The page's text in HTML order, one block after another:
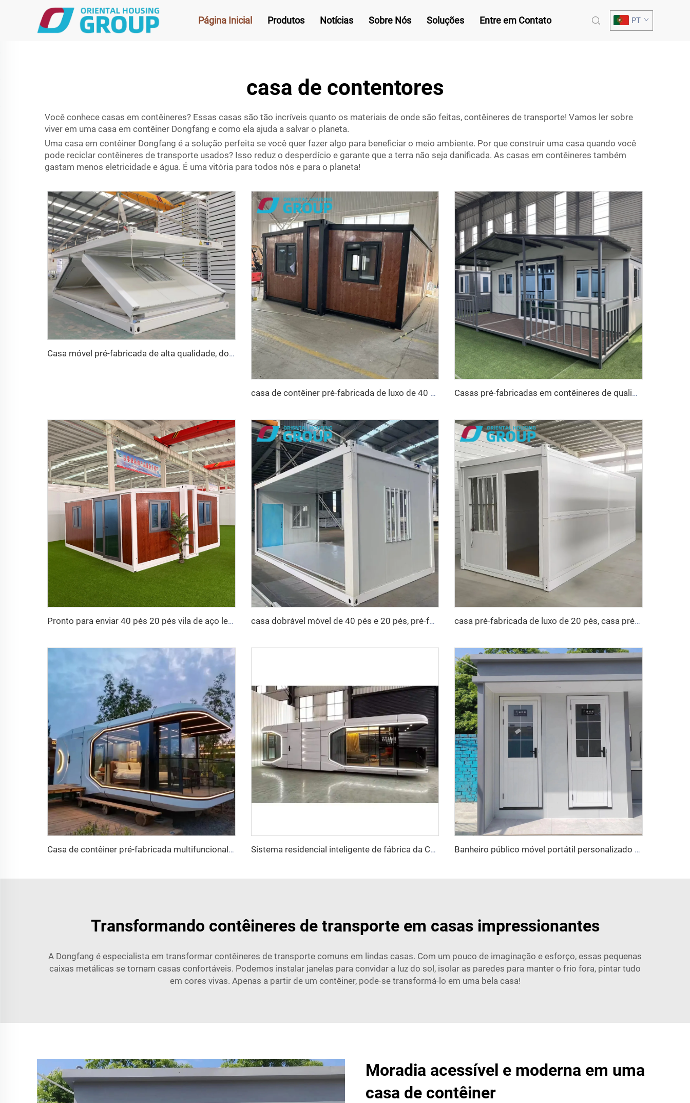
Página Inicial Produtos Notícias Sobre Nós Soluções Entre em Contato PT
casa de contentores
Você conhece casas em contêineres? Essas casas são tão incríveis quanto os materiais de onde são feitas, contêineres de transporte! Vamos ler sobre
viver em uma casa em contêiner Dongfang e como ela ajuda a salvar o planeta.
Uma casa em contêiner Dongfang é a solução perfeita se você quer fazer algo para beneficiar o meio ambiente. Por que construir uma casa quando você
pode reciclar contêineres de transporte usados? Isso reduz o desperdício e garante que a terra não seja danificada. As casas em contêineres também
gastam menos eletricidade e água. É uma vitória para todos nós e para o planeta!
Casa móvel pré-fabricada de alta qualidade, dobrável, destacável, tipo Z, casa de contêiner dobrável para acampamento de mineração e escritório
casa de contêiner pré-fabricada de luxo de 40 pés com 4 quartos, banheiro e cozinha, pronta para morar Casas pré-fabricadas em contêineres de qualidade chinesa de expansão rápida regular 20/40 pés Casa em contêiner expansível Morden com banheiro
Pronto para enviar 40 pés 20 pés vila de aço leve de luxo banheiro completo pré-fabricado casa de contêiner expansível preço casa pré-fabricada casa dobrável móvel de 40 pés e 20 pés, pré-fabricada, sala dobrável, contêiner, caixa de armazenamento, casas dobráveis à venda casa pré-fabricada de luxo de 20 pés, casa pré-fabricada dobrável, casa contêiner dobrável para venda
Casa de contêiner pré-fabricada multifuncional destacável, casa cápsula Apple, escritório, hotel, pequena casa de cabana Sistema residencial inteligente de fábrica da China, casa móvel de luxo, nova cápsula espacial, casa pré-fabricada em aço, contêiner para hotel e resort Banheiro público móvel portátil personalizado PE para camping, preço de casas de contêiner, banheiro móvel
Transformando contêineres de transporte em casas impressionantes
A Dongfang é especialista em transformar contêineres de transporte comuns em lindas casas. Com um pouco de imaginação e esforço, essas pequenas
caixas metálicas se tornam casas confortáveis. Podemos instalar janelas para convidar a luz do sol, isolar as paredes para manter o frio fora, pintar tudo
em cores vivas. Apenas a partir de um contêiner, pode-se transformá-lo em uma bela casa!
Moradia acessível e moderna em uma
casa de contêiner